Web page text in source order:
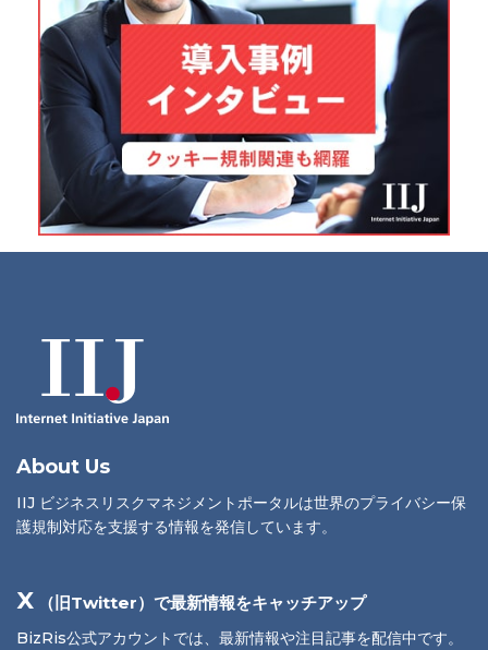
About Us
IIJ ビジネスリスクマネジメントポータルは世界のプライバシー保
護規制対応を支援する情報を発信しています。
X （旧Twitter）で最新情報をキャッチアップ
BizRis公式アカウントでは、最新情報や注目記事を配信中です。